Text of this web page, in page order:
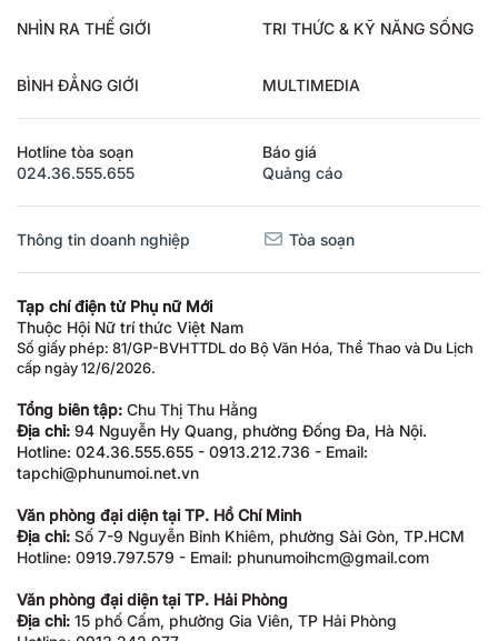
NHÌN RA THẾ GIỚI TRI THỨC & KỸ NĂNG SỐNG
BÌNH ĐẲNG GIỚI MULTIMEDIA
Hotline tòa soạn
024.36.555.655
Báo giá
Quảng cáo
Thông tin doanh nghiệp Tòa soạn
Tạp chí điện tử Phụ nữ Mới
Thuộc Hội Nữ trí thức Việt Nam
Số giấy phép: 81/GP-BVHTTDL do Bộ Văn Hóa, Thể Thao và Du Lịch
cấp ngày 12/6/2026.
Tổng biên tập: Chu Thị Thu Hằng
Địa chỉ: 94 Nguyễn Hy Quang, phường Đống Đa, Hà Nội.
Hotline: 024.36.555.655 - 0913.212.736 - Email:
tapchi@phunumoi.net.vn
Văn phòng đại diện tại TP. Hồ Chí Minh
Địa chỉ: Số 7-9 Nguyễn Bỉnh Khiêm, phường Sài Gòn, TP.HCM
Hotline: 0919.797.579 - Email: phunumoihcm@gmail.com
Văn phòng đại diện tại TP. Hải Phòng
Địa chỉ: 15 phố Cấm, phường Gia Viên, TP Hải Phòng